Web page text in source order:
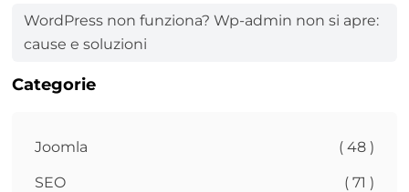
WordPress non funziona? Wp-admin non si apre:
cause e soluzioni
Categorie
Joomla ( 48 )
SEO ( 71 )